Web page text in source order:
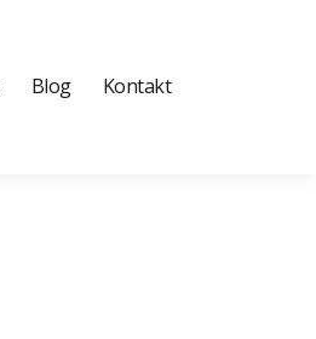
Blog Kontakt